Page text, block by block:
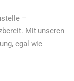
–
Mit unseren
egal wie